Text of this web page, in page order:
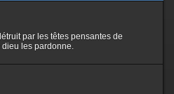
par les têtes pensantes de
les pardonne.